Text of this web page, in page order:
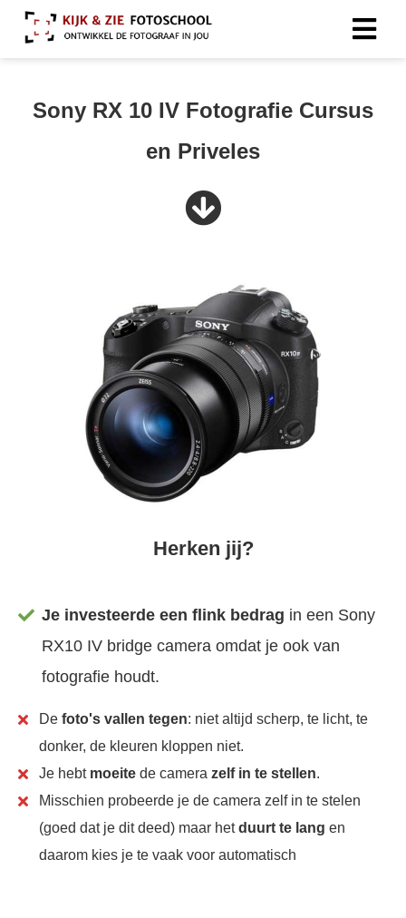
Sony RX 10 IV Fotografie Cursus
en Priveles
Herken jij?
Je investeerde een flink bedrag in een Sony
RX10 IV bridge camera omdat je ook van
fotografie houdt.
Defoto's vallen tegen: niet altijd scherp, te licht, te
donker, de kleuren kloppen niet.
Je hebtmoeitede camerazelf in te stellen.
Misschien probeerde je de camera zelf in te stelen
(goed dat je dit deed) maar hetduurt te lang en
daarom kies je te vaak voor automatisch